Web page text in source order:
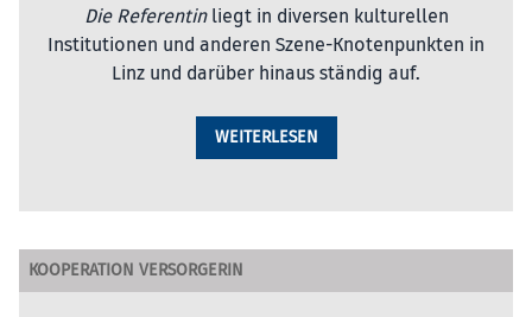
Die Referentinliegt in diversen kulturellen
Institutionen und anderen Szene-Knotenpunkten in
Linz und darüber hinaus ständig auf.
WEITERLESEN
KOOPERATION VERSORGERIN